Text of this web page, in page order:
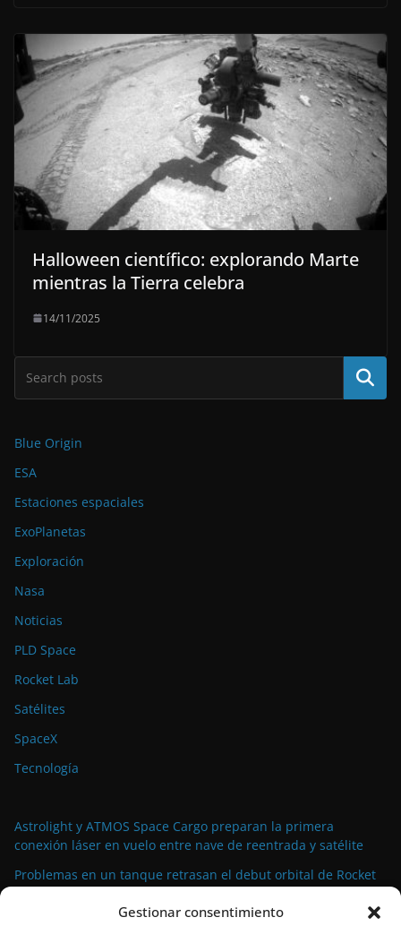
Gestionar consentimiento
Halloween científico: explorando Marte
mientras la Tierra celebra
14/11/2025
Buscar
Blue Origin
ESA
Estaciones espaciales
ExoPlanetas
Exploración
Nasa
Noticias
PLD Space
Rocket Lab
Satélites
SpaceX
Tecnología
Astrolight y ATMOS Space Cargo preparan la primera
conexión láser en vuelo entre nave de reentrada y satélite
Problemas en un tanque retrasan el debut orbital de Rocket
Fracaso en China marca el inicio de una semana frenética de